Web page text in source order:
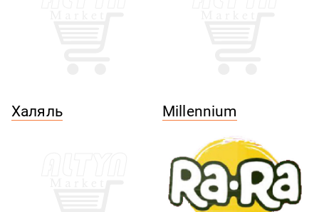
Халяль Millennium